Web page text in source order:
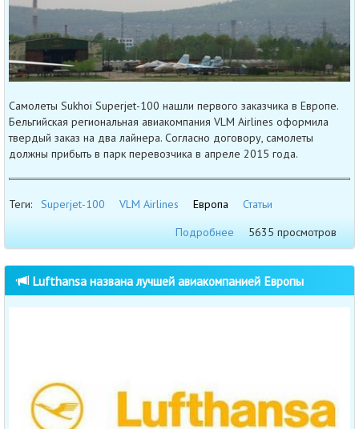
Самолеты Sukhoi Superjet-100 нашли первого заказчика в Европе.
Бельгийская региональная авиакомпания VLM Airlines оформила
твердый заказ на два лайнера. Согласно договору, самолеты
должны прибыть в парк перевозчика в апреле 2015 года.
Теги: Superjet-100 VLM Airlines Европа
Статьи
Подробнее
5635 просмотров
Lufthansa названа лучшей авиакомпанией Европы